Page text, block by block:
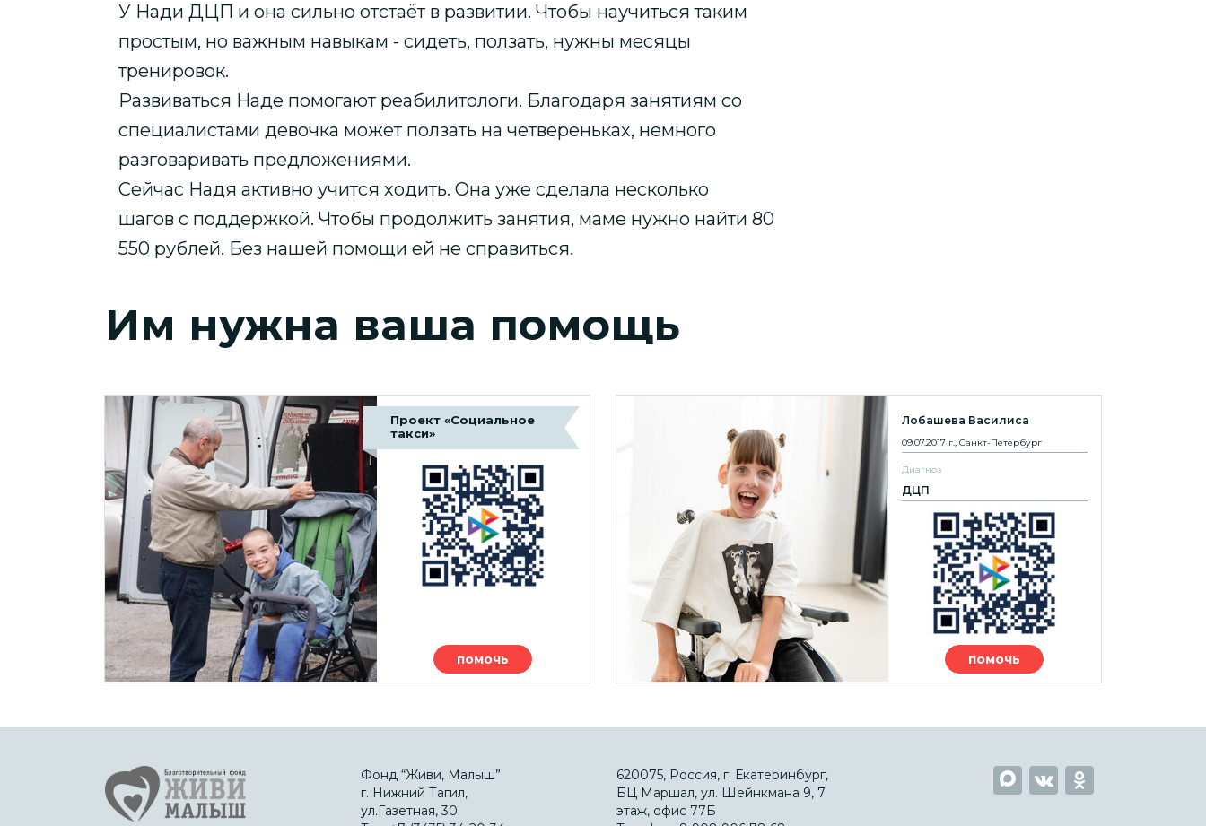
У Нади ДЦП и она сильно отстаёт в развитии. Чтобы научиться таким
простым, но важным навыкам - сидеть, ползать, нужны месяцы
тренировок.
Развиваться Наде помогают реабилитологи. Благодаря занятиям со
специалистами девочка может ползать на четвереньках, немного
разговаривать предложениями.
Сейчас Надя активно учится ходить. Она уже сделала несколько
шагов с поддержкой. Чтобы продолжить занятия, маме нужно найти 80
550 рублей. Без нашей помощи ей не справиться.
Им нужна ваша помощь
Проект «Социальное
такси»
помочь
Лобашева Василиса
09.07.2017 г., Санкт-Петербург
Диагноз
ДЦП
помочь
Фонд “Живи, Малыш”
г. Нижний Тагил,
ул.Газетная, 30.
620075, Россия, г. Екатеринбург,
БЦ Маршал, ул. Шейнкмана 9, 7
этаж, офис 77Б